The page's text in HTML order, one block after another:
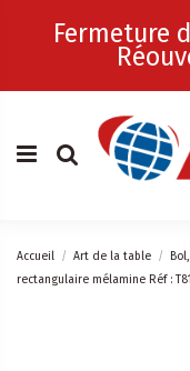
Fermeture
Accueil Art de la table
rectangulaire mélamine Réf :